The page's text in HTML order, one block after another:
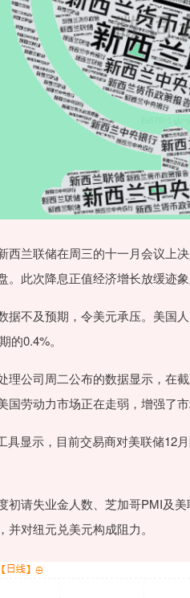
兰联储在周三的十一月会议上
。此次降息正值经济增长放缓迹
不及预期，令美元承压。美国
的0.4%。
公司周二公布的数据显示，在
国劳动力市场正在走弱，增强了
显示，目前交易商对美联储12
请失业金人数、芝加哥PMI及美
对纽元兑美元构成阻力。